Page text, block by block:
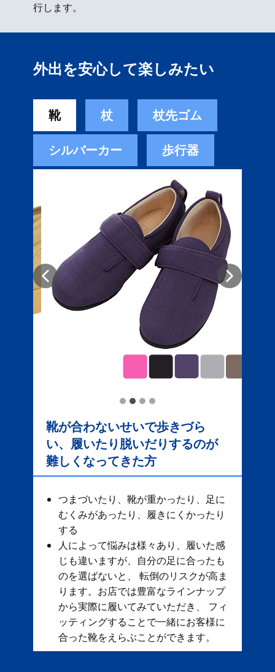
行します。
外出を安心して楽しみたい
靴 杖 杖先ゴム
シルバーカー 歩行器
靴が合わないせいで歩きづら
い、履いたり脱いだりするのが
難しくなってきた方
つまづいたり、靴が重かったり、足に
むくみがあったり、履きにくかったり
する
人によって悩みは様々あり、履いた感
じも違いますが、自分の足に合ったも
のを選ばないと、 転倒のリスクが高ま
ります。お店では豊富なラインナップ
から実際に履いてみていただき、 フィ
ッティングすることで一緒にお客様に
合った靴をえらぶことができます。